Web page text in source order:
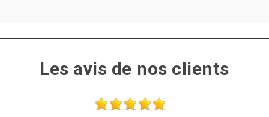
Les avis de nos clients